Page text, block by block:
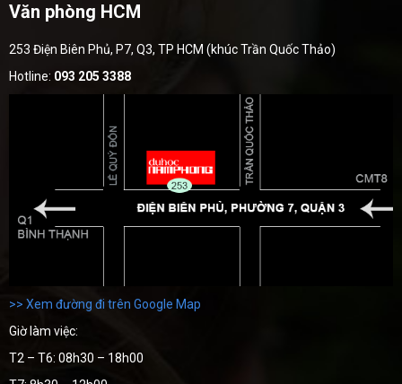
Văn phòng HCM
253 Điện Biên Phủ, P7, Q3, TP HCM (khúc Trần Quốc Thảo)
Hotline: 093 205 3388
>> Xem đường đi trên Google Map
Giờ làm việc:
T2 – T6: 08h30 – 18h00